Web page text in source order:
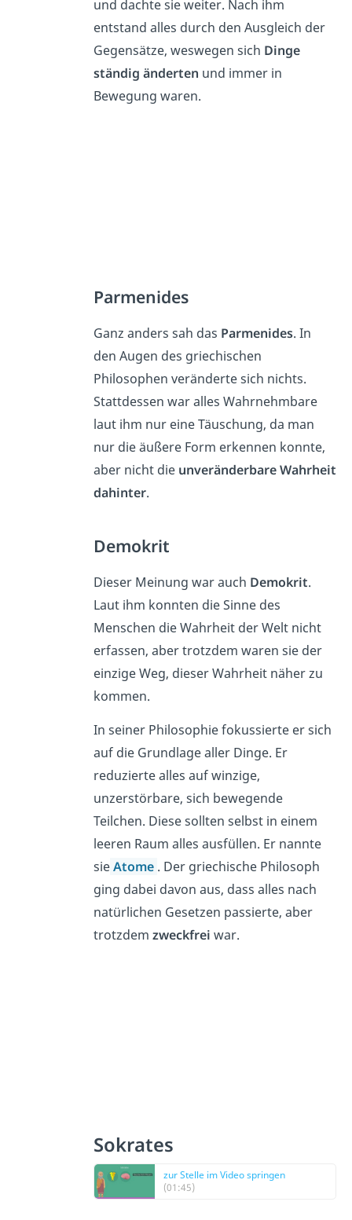
und dachte sie weiter. Nach ihm
entstand alles durch den Ausgleich der
Gegensätze, weswegen sich Dinge
ständig änderten und immer in
Bewegung waren.
Parmenides
Ganz anders sah das Parmenides. In
den Augen des griechischen
Philosophen veränderte sich nichts.
Stattdessen war alles Wahrnehmbare
laut ihm nur eine Täuschung, da man
nur die äußere Form erkennen konnte,
aber nicht die unveränderbare Wahrheit
dahinter.
Demokrit
Dieser Meinung war auch Demokrit.
Laut ihm konnten die Sinne des
Menschen die Wahrheit der Welt nicht
erfassen, aber trotzdem waren sie der
einzige Weg, dieser Wahrheit näher zu
kommen.
In seiner Philosophie fokussierte er sich
auf die Grundlage aller Dinge. Er
reduzierte alles auf winzige,
unzerstörbare, sich bewegende
Teilchen. Diese sollten selbst in einem
leeren Raum alles ausfüllen. Er nannte
sieAtome . Der griechische Philosoph
ging dabei davon aus, dass alles nach
natürlichen Gesetzen passierte, aber
trotzdem zweckfrei war.
Sokrates
zur Stelle im Video springen
(01:45)